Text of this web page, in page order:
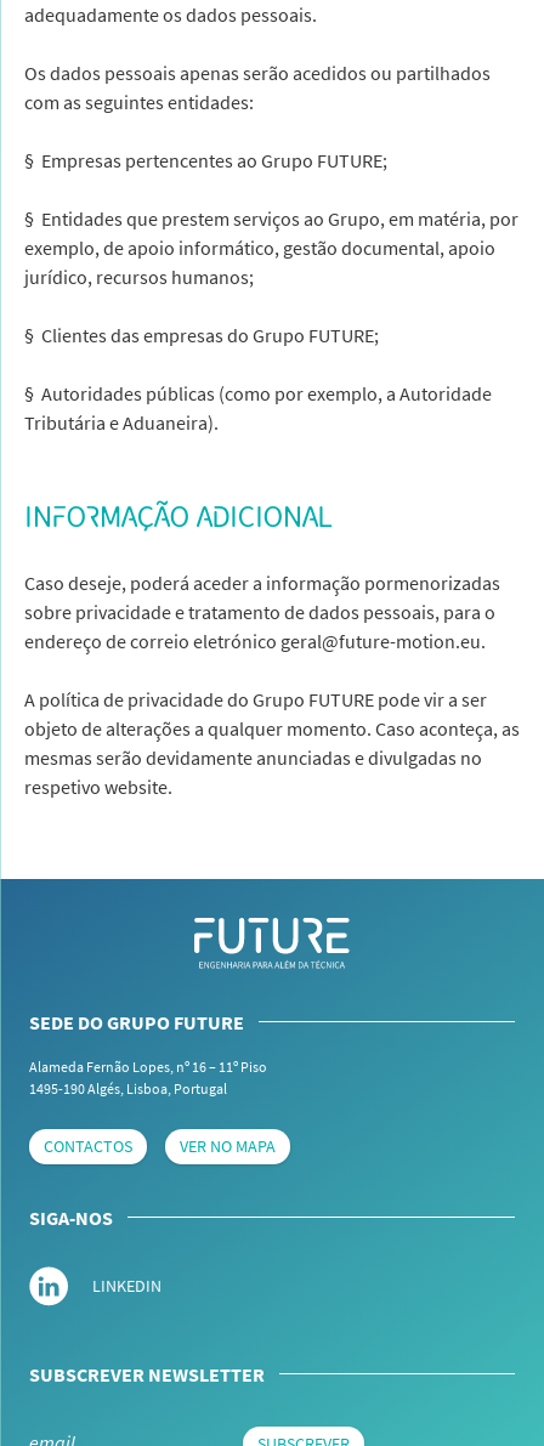
adequadamente os dados pessoais.
Os dados pessoais apenas serão acedidos ou partilhados
com as seguintes entidades:
§ Empresas pertencentes ao Grupo FUTURE;
§ Entidades que prestem serviços ao Grupo, em matéria, por
exemplo, de apoio informático, gestão documental, apoio
jurídico, recursos humanos;
§ Clientes das empresas do Grupo FUTURE;
§ Autoridades públicas (como por exemplo, a Autoridade
Tributária e Aduaneira).
INFORMAÇÃO ADICIONAL
Caso deseje, poderá aceder a informação pormenorizadas
sobre privacidade e tratamento de dados pessoais, para o
endereço de correio eletrónico geral@future-motion.eu.
A política de privacidade do Grupo FUTURE pode vir a ser
objeto de alterações a qualquer momento. Caso aconteça, as
mesmas serão devidamente anunciadas e divulgadas no
respetivo website.
SEDE DO GRUPO FUTURE
Alameda Fernão Lopes, nº 16 – 11º Piso
1495-190 Algés, Lisboa, Portugal
CONTACTOS VER NO MAPA
SIGA-NOS
LINKEDIN
SUBSCREVER NEWSLETTER